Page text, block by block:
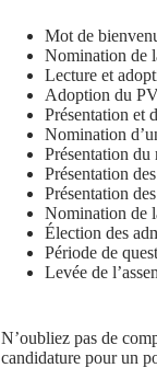
Mot de
Nomination de
Lecture et
Adoption du
Présentation et
Nomination
Présentation du
Présentation
Présentation
Nomination de
Élection des
Période de
Levée de
N’oubliez pas de
candidature pour un